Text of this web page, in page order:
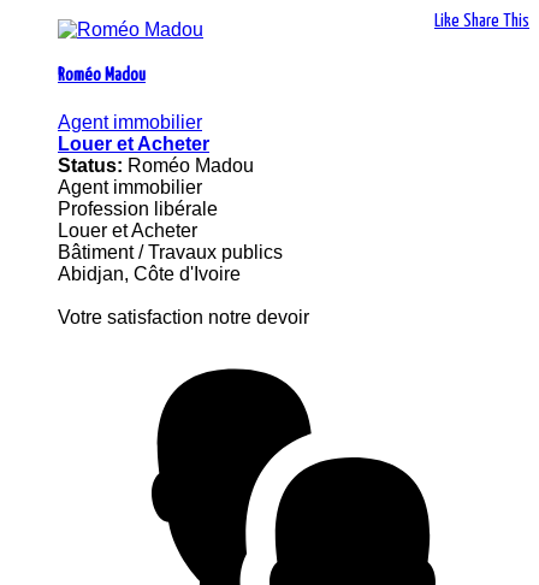
Like Share This
Roméo Madou
Agent immobilier
Louer et Acheter
Status: Roméo Madou
Agent immobilier
Profession libérale
Louer et Acheter
Bâtiment / Travaux publics
Abidjan, Côte d'Ivoire
Votre satisfaction notre devoir